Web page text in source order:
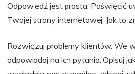
Odpowiedź jest prosta. Poświęcić
Twojej strony internetowej. Jak to
Rozwiązuj problemy klientów. We
odpowiadaj na ich pytania. Opisuj